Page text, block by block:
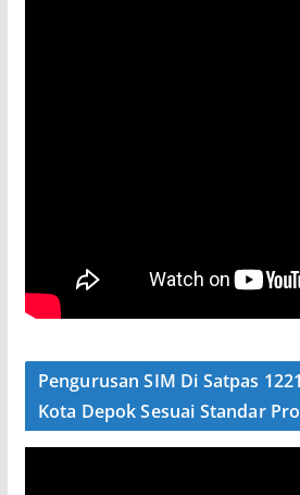
Pengurusan SIM Di Satpas
Kota Depok Sesuai Standar